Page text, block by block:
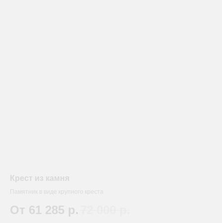
Крест из камня
Памятник в виде крупного креста
От 61 285 р.